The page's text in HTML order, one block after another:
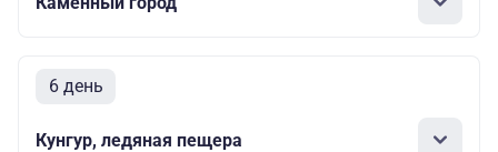
6 день
Кунгур, ледяная пещера